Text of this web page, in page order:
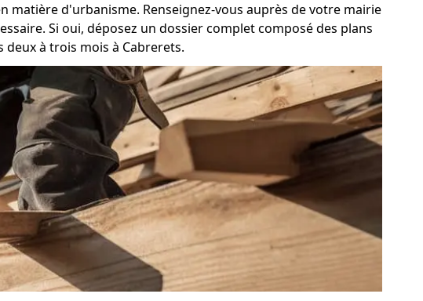
matière d'urbanisme. Renseignez-vous auprès de votre mairie
Si oui, déposez un dossier complet composé des plans
à trois mois à Cabrerets.